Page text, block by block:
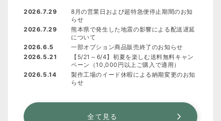
2026.7.29
8月の営業日および超特急便停止期間のお知
らせ
2026.7.29
熊本県で発生した地震の影響による配送遅延
について
2026.6.5
一部オプション商品販売終了のお知らせ
2026.5.21
【5/21～6/4】初夏を楽しむ送料無料キャン
ペーン（10,000円以上ご購入で適用）
2026.5.14
製作工場のイード休暇による納期変更のお知
らせ
全て見る